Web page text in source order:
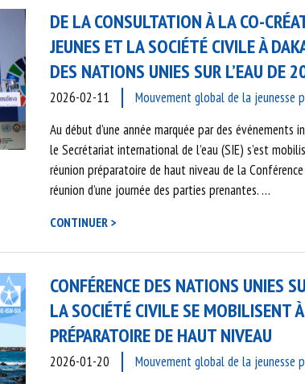
DE LA CONSULTATION À LA CO-
JEUNES ET LA SOCIÉTÉ CIVILE À
DES NATIONS UNIES SUR L’EAU DE
2026-02-11
Mouvement global de la jeunesse
Au début d’une année marquée par des événements
le Secrétariat international de l’eau (SIE) s’est
réunion préparatoire de haut niveau de la
réunion d’une journée des parties prenantes. …
CONTINUER >
CONFÉRENCE DES NATIONS UNIES
LA SOCIÉTÉ CIVILE SE MOBILISENT
PRÉPARATOIRE DE HAUT NIVEAU
2026-01-20
Mouvement global de la jeunesse